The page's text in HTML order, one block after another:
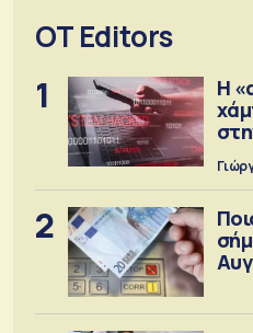
OT Editors
1
Η
2